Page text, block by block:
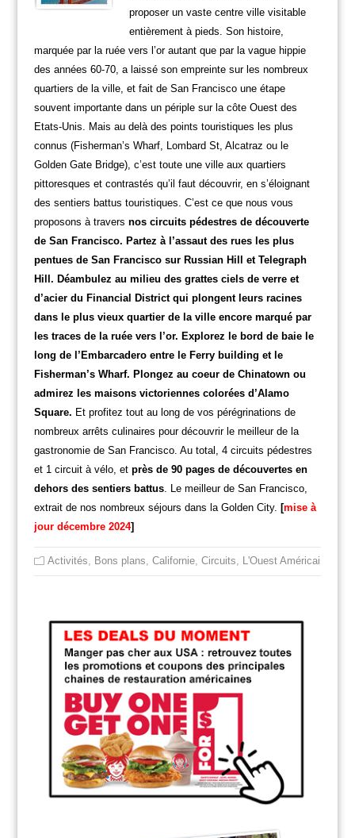
proposer un vaste centre ville visitable
entièrement à pieds. Son histoire,
marquée par la ruée vers l’or autant que par la vague hippie
des années 60-70, a laissé son empreinte sur les nombreux
quartiers de la ville, et fait de San Francisco une étape
souvent importante dans un périple sur la côte Ouest des
Etats-Unis. Mais au delà des points touristiques les plus
connus (Fisherman’s Wharf, Lombard St, Alcatraz ou le
Golden Gate Bridge), c’est toute une ville aux quartiers
pittoresques et contrastés qu’il faut découvrir, en s’éloignant
des sentiers battus touristiques. C’est ce que nous vous
proposons à travers nos circuits pédestres de découverte
de San Francisco. Partez à l’assaut des rues les plus
pentues de San Francisco sur Russian Hill et Telegraph
Hill. Déambulez au milieu des grattes ciels de verre et
d’acier du Financial District qui plongent leurs racines
dans le plus vieux quartier de la ville encore marqué par
les traces de la ruée vers l’or. Explorez le bord de baie le
long de l’Embarcadero entre le Ferry building et le
Fisherman’s Wharf. Plongez au coeur de Chinatown ou
admirez les maisons victoriennes colorées d’Alamo
Square. Et profitez tout au long de vos pérégrinations de
nombreux arrêts culinaires pour découvrir le meilleur de la
gastronomie de San Francisco. Au total, 4 circuits pédestres
et 1 circuit à vélo, et près de 90 pages de découvertes en
dehors des sentiers battus. Le meilleur de San Francisco,
extrait de nos nombreux séjours dans la Golden City. [mise à
jour décembre 2024]
Activités Bons plans Californie, Circuits L'Ouest Américain